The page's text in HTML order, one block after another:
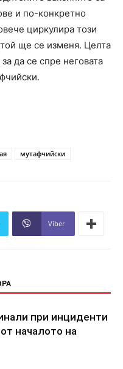
и по-конкретно
циркулира този
ще се изменя. Целта
да се спре неговата
мутафчийски
Viber
при инциденти
началото на